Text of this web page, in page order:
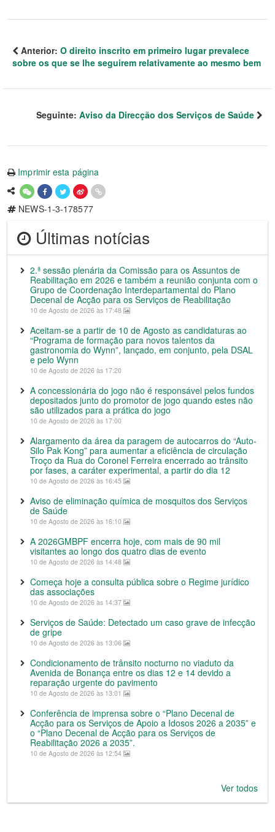
Anterior: O direito inscrito em primeiro lugar prevalece
sobre os que se lhe seguirem relativamente ao mesmo bem
Seguinte: Aviso da Direcção dos Serviços de Saúde
Imprimir esta página
NEWS-1-3-178577
Últimas notícias
2.ª sessão plenária da Comissão para os Assuntos de
Reabilitação em 2026 e também a reunião conjunta com o
Grupo de Coordenação Interdepartamental do Plano
Decenal de Acção para os Serviços de Reabilitação
10 de Agosto de 2026 às 17:48
Aceitam-se a partir de 10 de Agosto as candidaturas ao
“Programa de formação para novos talentos da
gastronomia do Wynn”, lançado, em conjunto, pela DSAL
e pelo Wynn
10 de Agosto de 2026 às 17:20
A concessionária do jogo não é responsável pelos fundos
depositados junto do promotor de jogo quando estes não
são utilizados para a prática do jogo
10 de Agosto de 2026 às 17:00
Alargamento da área da paragem de autocarros do “Auto-
Silo Pak Kong” para aumentar a eficiência de circulação
Troço da Rua do Coronel Ferreira encerrado ao trânsito
por fases, a caráter experimental, a partir do dia 12
10 de Agosto de 2026 às 16:45
Aviso de eliminação química de mosquitos dos Serviços
de Saúde
10 de Agosto de 2026 às 16:10
A 2026GMBPF encerra hoje, com mais de 90 mil
visitantes ao longo dos quatro dias de evento
10 de Agosto de 2026 às 14:48
Começa hoje a consulta pública sobre o Regime jurídico
das associações
10 de Agosto de 2026 às 14:37
Serviços de Saúde: Detectado um caso grave de infecção
de gripe
10 de Agosto de 2026 às 13:06
Condicionamento de trânsito nocturno no viaduto da
Avenida de Bonança entre os dias 12 e 14 devido a
reparação urgente do pavimento
10 de Agosto de 2026 às 13:01
Conferência de imprensa sobre o “Plano Decenal de
Acção para os Serviços de Apoio a Idosos 2026 a 2035” e
o “Plano Decenal de Acção para os Serviços de
Reabilitação 2026 a 2035”.
10 de Agosto de 2026 às 12:54
Ver todos